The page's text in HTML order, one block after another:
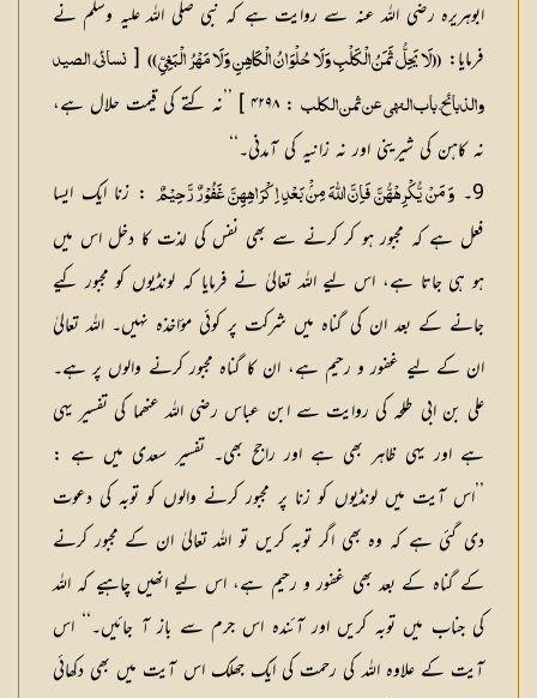
ابوہریرہ رضی اللہ عنہ سے روایت ہے کہ نبی صلی اللہ علیہ وسلم نے
فرمایا: ((لَا يَحِلُّ ثَمَنُ الْكَلْبِ وَلَا حُلْوَانُ الْكَاهِنِ وَلَا مَهْرُ الْبَغِيِّ )) [نسائي، الصید
والذبائح، باب النھي عن ثمن الکلب
: ۴۲۹۸ ] ’’نہ کتے کی قیمت حلال ہے،
نہ کاہن کی شیرینی اور نہ زانیہ کی آمدنی۔‘‘
9۔
وَ مَنْ يُّكْرِهْهُّنَّ فَاِنَّ اللّٰهَ مِنْۢ بَعْدِ اِكْرَاهِهِنَّ غَفُوْرٌ رَّحِيْمٌ
: زنا ایک ایسا
فعل ہے کہ مجبور ہو کر کرنے سے بھی نفس کی لذت کا دخل اس میں
ہو ہی جاتا ہے، اس لیے اللہ تعالیٰ نے فرمایا کہ لونڈیوں کو مجبور کیے
جانے کے بعد ان کی گناہ میں شرکت پر کوئی مؤاخذہ نہیں۔ اللہ تعالیٰ
ان کے لیے غفور و رحیم ہے، ان کا گناہ مجبور کرنے والوں پر ہے۔
علی بن ابی طلحہ کی روایت سے ابن عباس رضی اللہ عنھما کی تفسیر یہی
ہے اور یہی ظاہر بھی ہے اور راجح بھی۔ تفسیر سعدی میں ہے :
’’اس آیت میں لونڈیوں کو زنا پر مجبور کرنے والوں کو توبہ کی دعوت
دی گئی ہے کہ وہ بھی اگر توبہ کریں تو اللہ تعالیٰ ان کے مجبور کرنے
کے گناہ کے بعد بھی غفور و رحیم ہے، اس لیے انھیں چاہیے کہ اللہ
کی جناب میں توبہ کریں اور آئندہ اس جرم سے باز آ جائیں۔‘‘ اس
آیت کے علاوہ اللہ کی رحمت کی ایک جھلک اس آیت میں بھی دکھائی